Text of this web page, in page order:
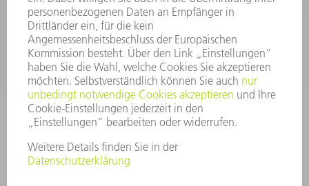
Service TRUMPF Lasertechnik
+49 7156 303 37444
Mo - Fr: 07:30 - 18:00 Uhr
Additive Manufacturing 07:30 - 17:30 Uhr
spareparts.tld@trumpf.com